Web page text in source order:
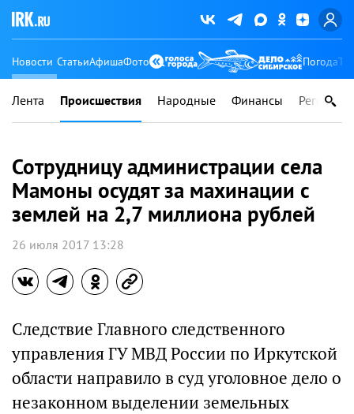
Новости СтатьиАфишаФото Погода
Лента Происшествия Народные Финансы Регионы
Сотрудницу администрации села
Мамоны осудят за махинации с
землей на 2,7 миллиона рублей
26 июля 2017 13:28
Следствие Главного следственного
управления ГУ МВД России по Иркутской
области направило в суд уголовное дело о
незаконном выделении земельных